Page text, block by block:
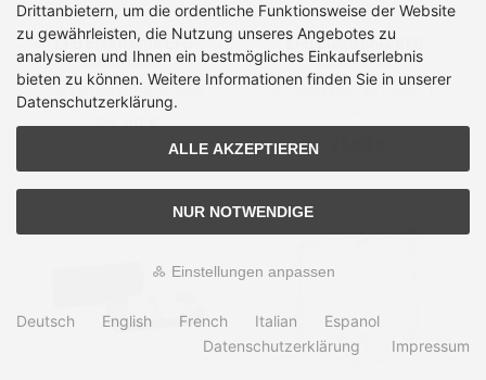
EFB Elektronik EFB-
Elektronik -
Kabelschneider
Lieferzeit: 3-5 Tage
26,99 €
EFB Elektronik EFB-
Elektronik -
Kabelverbindung
Lieferzeit:ab Lager, 1-3
Drittanbietern, um die ordentliche Funktionsweise der Website
zu gewährleisten, die Nutzung unseres Angebotes zu
analysieren und Ihnen ein bestmögliches Einkaufserlebnis
bieten zu können. Weitere Informationen finden Sie in unserer
Datenschutzerklärung.
ALLE AKZEPTIEREN
NUR NOTWENDIGE
Einstellungen anpassen
Deutsch English French Italian
Espanol
Datenschutzerklärung
Impressum